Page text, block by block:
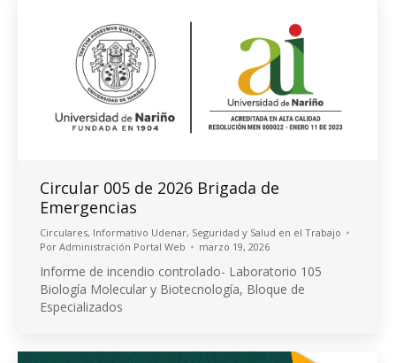
Circular 005 de 2026 Brigada de
Emergencias
Circulares, Informativo Udenar, Seguridad y Salud en el Trabajo
Por Administración Portal Web marzo 19, 2026
Informe de incendio controlado- Laboratorio 105
Biología Molecular y Biotecnología, Bloque de
Especializados